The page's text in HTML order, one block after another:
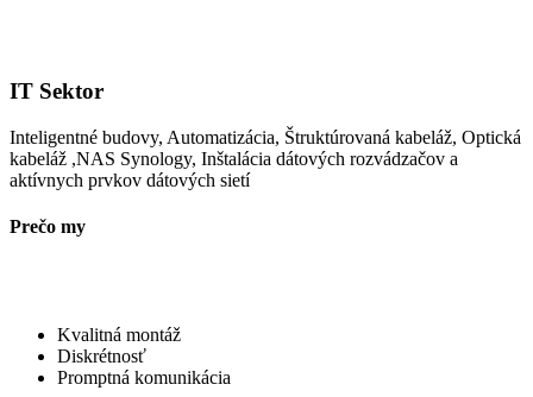
IT Sektor
Inteligentné budovy, Automatizácia, Štruktúrovaná kabeláž, Optická
kabeláž ,NAS Synology, Inštalácia dátových rozvádzačov a
aktívnych prvkov dátových sietí
Prečo my
Kvalitná montáž
Diskrétnosť
Promptná komunikácia